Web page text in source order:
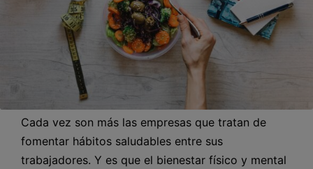
Cada vez son más las empresas que tratan de
fomentar hábitos saludables entre sus
trabajadores. Y es que el bienestar físico y mental